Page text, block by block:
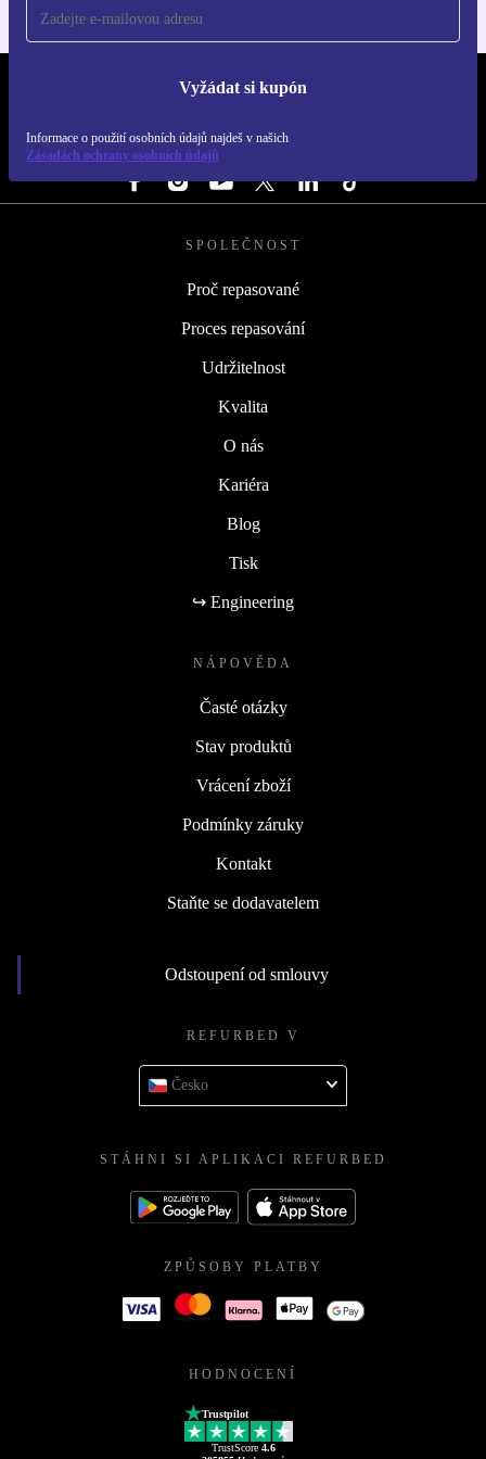
Vyžádat si kupón
Informace o použití osobních údajů najdeš v našich
Zásadách ochrany osobních údajů
REFURBED ČESKO - RETHINK NEW.
SLEDUJ NÁS
SPOLEČNOST
Proč repasované
Proces repasování
Udržitelnost
Kvalita
O nás
Kariéra
Blog
Tisk
↪ Engineering
NÁPOVĚDA
Časté otázky
Stav produktů
Vrácení zboží
Podmínky záruky
Kontakt
Staňte se dodavatelem
Odstoupení od smlouvy
REFURBED V
Česko
STÁHNI SI APLIKACI REFURBED
ZPŮSOBY PLATBY
HODNOCENÍ
Trustpilot
TrustScore 4.6